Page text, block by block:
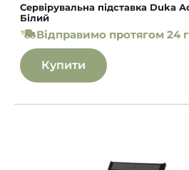
Сервірувальна підставка Duka
Білий
Відправимо протягом 24
Купити